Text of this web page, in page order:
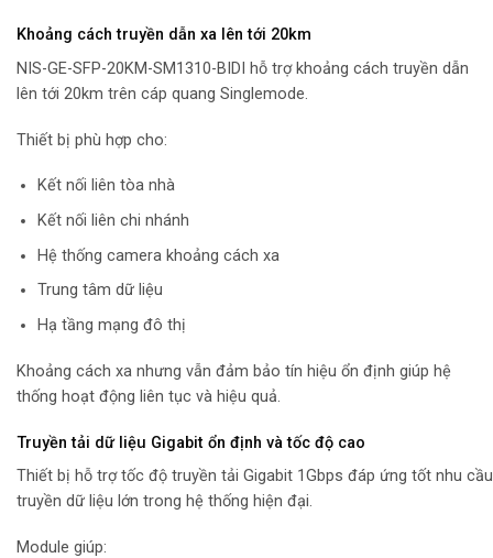
Khoảng cách truyền dẫn xa lên tới 20km
NIS-GE-SFP-20KM-SM1310-BIDI hỗ trợ khoảng cách truyền dẫn
lên tới 20km trên cáp quang Singlemode.
Thiết bị phù hợp cho:
Kết nối liên tòa nhà
Kết nối liên chi nhánh
Hệ thống camera khoảng cách xa
Trung tâm dữ liệu
Hạ tầng mạng đô thị
Khoảng cách xa nhưng vẫn đảm bảo tín hiệu ổn định giúp hệ
thống hoạt động liên tục và hiệu quả.
Truyền tải dữ liệu Gigabit ổn định và tốc độ cao
Thiết bị hỗ trợ tốc độ truyền tải Gigabit 1Gbps đáp ứng tốt nhu cầu
truyền dữ liệu lớn trong hệ thống hiện đại.
Module giúp: